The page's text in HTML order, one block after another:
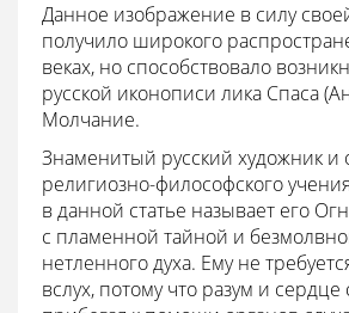
Данное изображение в силу
получило широкого
веках, но способствовало
русской иконописи лика Спаса
Молчание.
Знаменитый русский художник и
религиозно-философского
в данной статье называет его
с пламенной тайной и
нетленного духа. Ему не
вслух, потому что разум и